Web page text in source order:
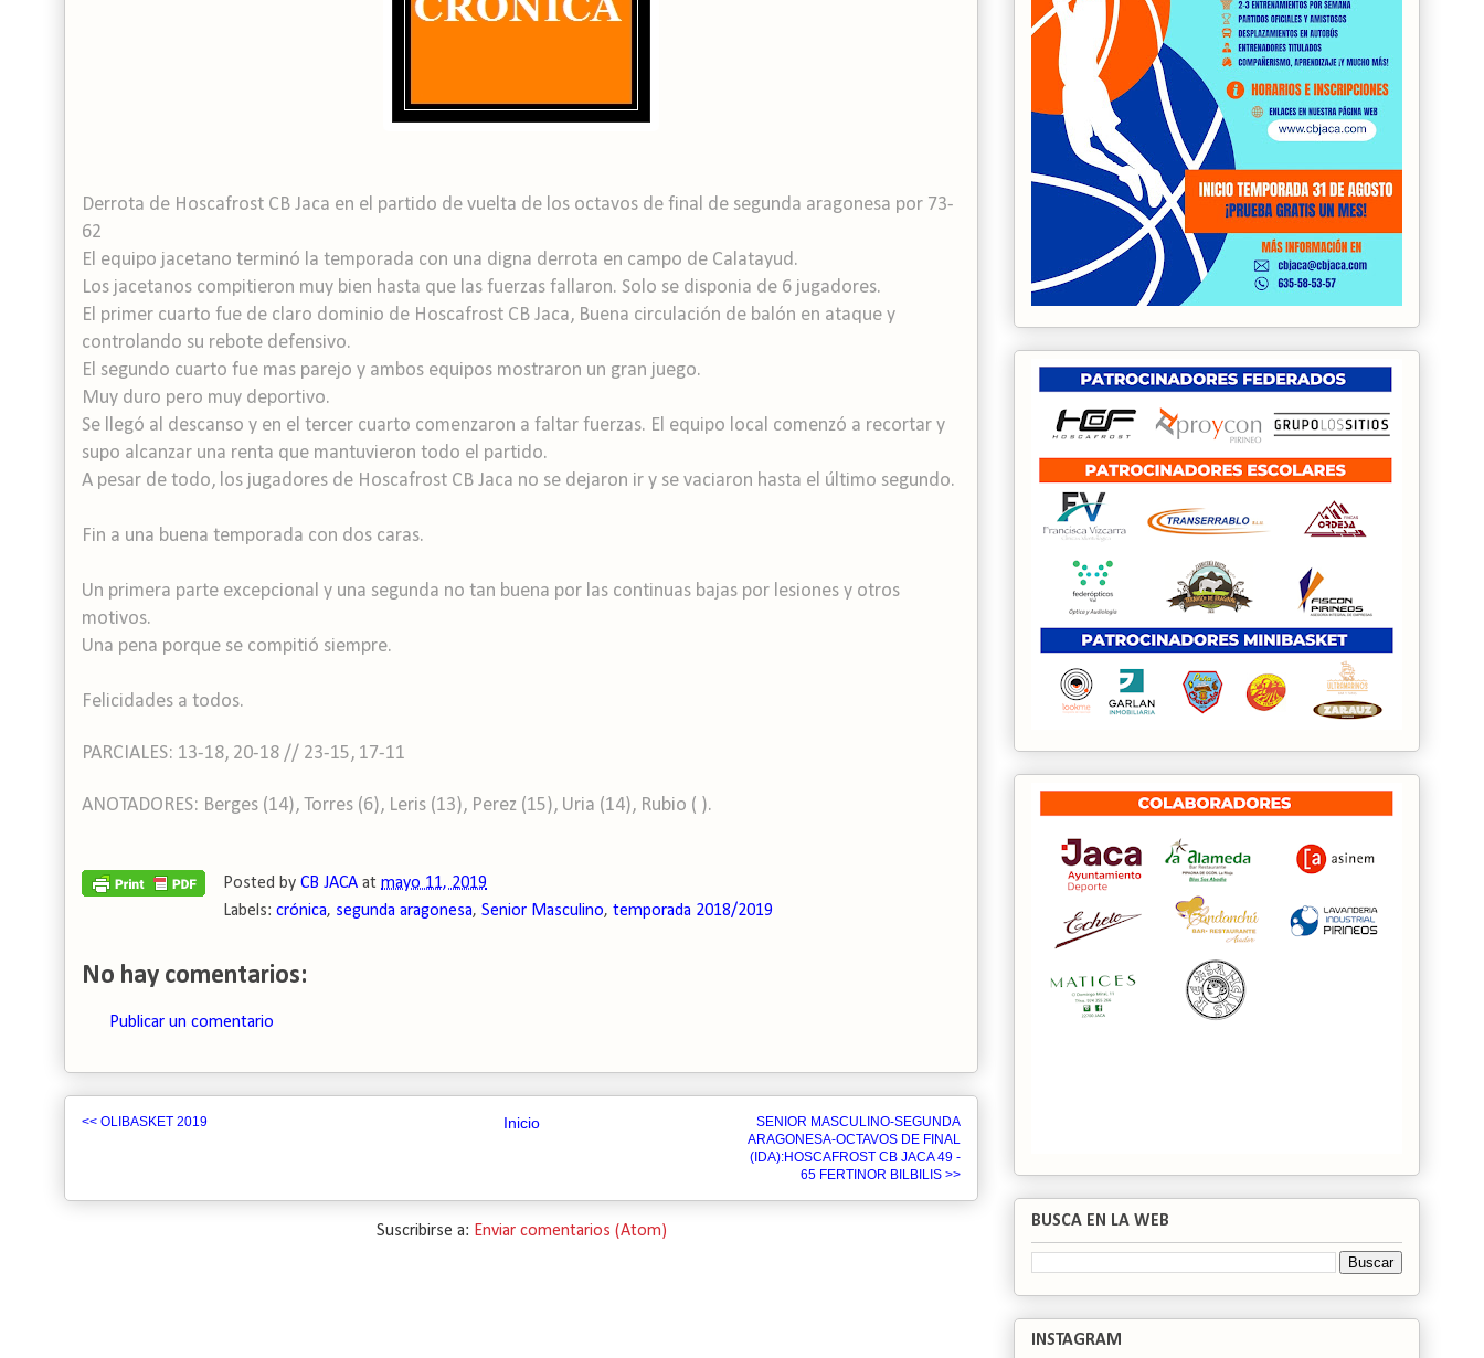
Derrota de Hoscafrost CB Jaca en el partido de vuelta de los octavos de final de segunda aragonesa por 73-
62
El equipo jacetano terminó la temporada con una digna derrota en campo de Calatayud.
Los jacetanos compitieron muy bien hasta que las fuerzas fallaron. Solo se disponia de 6 jugadores.
El primer cuarto fue de claro dominio de Hoscafrost CB Jaca, Buena circulación de balón en ataque y
controlando su rebote defensivo.
El segundo cuarto fue mas parejo y ambos equipos mostraron un gran juego.
Muy duro pero muy deportivo.
Se llegó al descanso y en el tercer cuarto comenzaron a faltar fuerzas. El equipo local comenzó a recortar y
supo alcanzar una renta que mantuvieron todo el partido.
A pesar de todo, los jugadores de Hoscafrost CB Jaca no se dejaron ir y se vaciaron hasta el último segundo.
Fin a una buena temporada con dos caras.
Un primera parte excepcional y una segunda no tan buena por las continuas bajas por lesiones y otros
motivos.
Una pena porque se compitió siempre.
Felicidades a todos.
PARCIALES: 13-18, 20-18 // 23-15, 17-11
ANOTADORES: Berges (14), Torres (6), Leris (13), Perez (15), Uria (14), Rubio ( ).
Posted by CB JACA at mayo 11, 2019
Labels: crónica, segunda aragonesa, Senior Masculino, temporada 2018/2019
No hay comentarios:
Publicar un comentario
<< OLIBASKET 2019
SENIOR MASCULINO-SEGUNDA
ARAGONESA-OCTAVOS DE FINAL
(IDA):HOSCAFROST CB JACA 49 -
65 FERTINOR BILBILIS >>
Inicio
Suscribirse a: Enviar comentarios (Atom)
BUSCA EN LA WEB
INSTAGRAM